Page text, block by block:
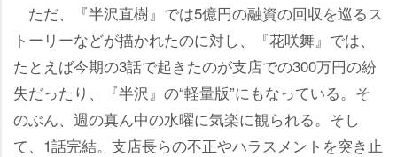
ただ、『半沢直樹』では5億円の融資の回収を巡るス
トーリーなどが描かれたのに対し、『花咲舞』では、
たとえば今期の3話で起きたのが支店での300万円の紛
失だったり、『半沢』の“軽量版”にもなっている。そ
のぶん、週の真ん中の水曜に気楽に観られる。そし
て、1話完結。支店長らの不正やハラスメントを突き止